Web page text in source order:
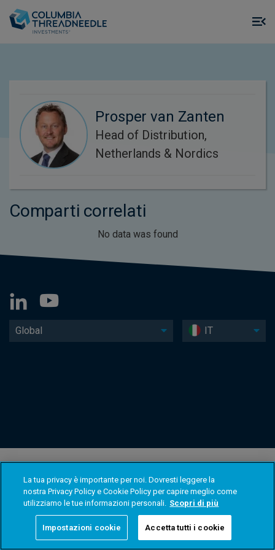
Prosper van Zanten
Head of Distribution,
Netherlands & Nordics
Comparti correlati
No data was found
Global IT
La tua privacy è importante per noi. Dovresti leggere la
nostra Privacy Policy e Cookie Policy per capire meglio come
utilizziamo le tue informazioni personali. Scopri di più
Impostazioni cookie Accetta tutti i cookie